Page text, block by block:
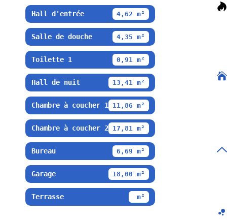
Hall d'entrée 4,62 m²
Salle de douche 4,35 m²
Toilette 1 0,91 m²
Hall de nuit 13,41 m²
Chambre à coucher 1 11,86 m²
Chambre à coucher 2 17,81 m²
Bureau 6,69 m²
Garage 18,00 m²
Terrasse m²